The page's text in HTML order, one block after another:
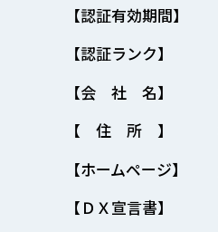
【認証有効期間】
【認証ランク】
【会 社 名】
【 住 所 】
【ホームページ】
【ＤＸ宣言書】